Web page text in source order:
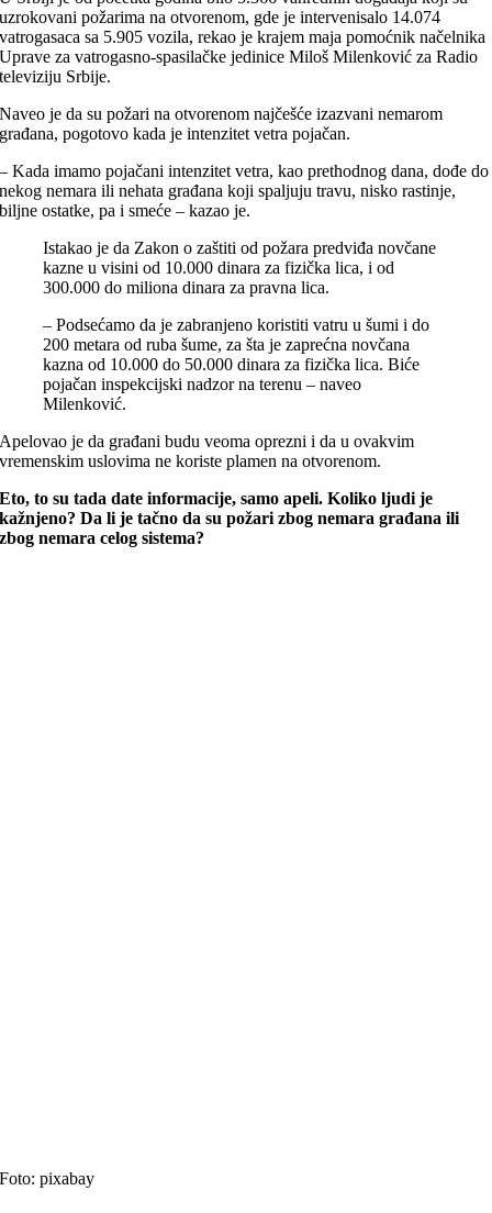
uzrokovani požarima na otvorenom, gde je intervenisalo 14.074
vatrogasaca sa 5.905 vozila, rekao je krajem maja pomoćnik načelnika
Uprave za vatrogasno-spasilačke jedinice Miloš Milenković za Radio
televiziju Srbije.
Naveo je da su požari na otvorenom najčešće izazvani nemarom
građana, pogotovo kada je intenzitet vetra pojačan.
– Kada imamo pojačani intenzitet vetra, kao prethodnog dana, dođe do
nekog nemara ili nehata građana koji spaljuju travu, nisko rastinje,
biljne ostatke, pa i smeće – kazao je.
Istakao je da Zakon o zaštiti od požara predviđa novčane
kazne u visini od 10.000 dinara za fizička lica, i od
300.000 do miliona dinara za pravna lica.
– Podsećamo da je zabranjeno koristiti vatru u šumi i do
200 metara od ruba šume, za šta je zaprećna novčana
kazna od 10.000 do 50.000 dinara za fizička lica. Biće
pojačan inspekcijski nadzor na terenu – naveo
Milenković.
Apelovao je da građani budu veoma oprezni i da u ovakvim
vremenskim uslovima ne koriste plamen na otvorenom.
Eto, to su tada date informacije, samo apeli. Koliko ljudi je
kažnjeno? Da li je tačno da su požari zbog nemara građana ili
zbog nemara celog sistema?
Foto: pixabay